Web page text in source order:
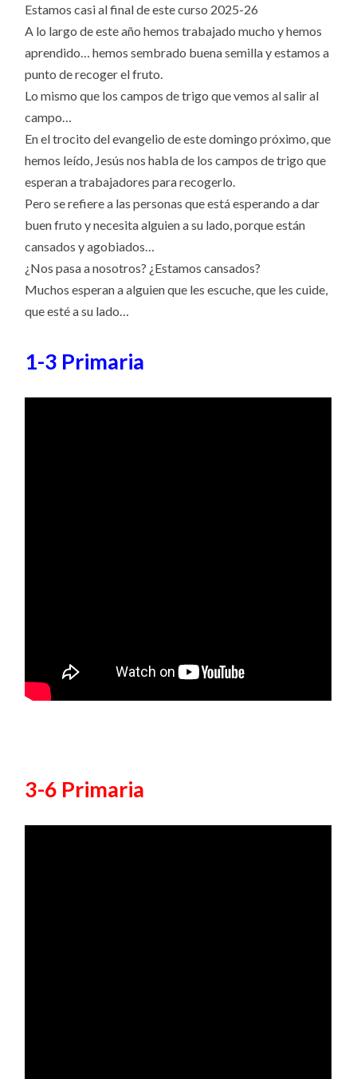
Estamos casi al final de este curso 2025-26
A lo largo de este año hemos trabajado mucho y hemos
aprendido… hemos sembrado buena semilla y estamos a
punto de recoger el fruto.
Lo mismo que los campos de trigo que vemos al salir al
campo…
En el trocito del evangelio de este domingo próximo, que
hemos leído, Jesús nos habla de los campos de trigo que
esperan a trabajadores para recogerlo.
Pero se refiere a las personas que está esperando a dar
buen fruto y necesita alguien a su lado, porque están
cansados y agobiados…
¿Nos pasa a nosotros? ¿Estamos cansados?
Muchos esperan a alguien que les escuche, que les cuide,
que esté a su lado…
1-3 Primaria
3-6 Primaria